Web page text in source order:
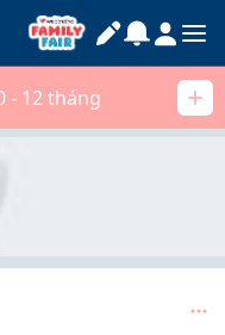
- 12 tháng